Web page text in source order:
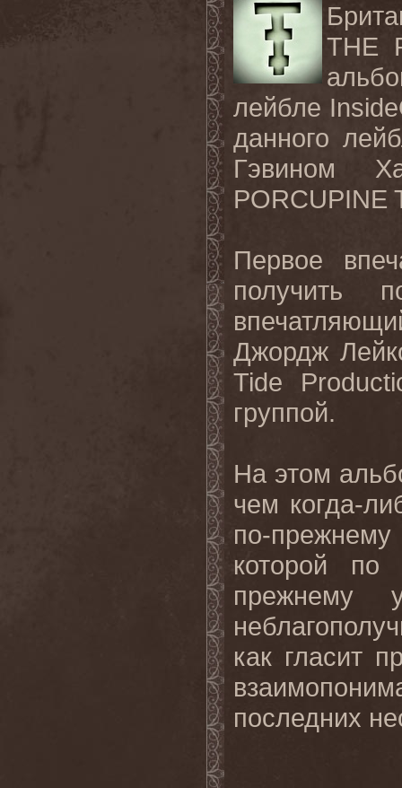
THE
лейбле
данного
Гэвином
PORCUPINE
Первое
получить
Джордж
Tide
группой.
На этом
чем когда-
по-
которой
прежнему
как гласит
последних